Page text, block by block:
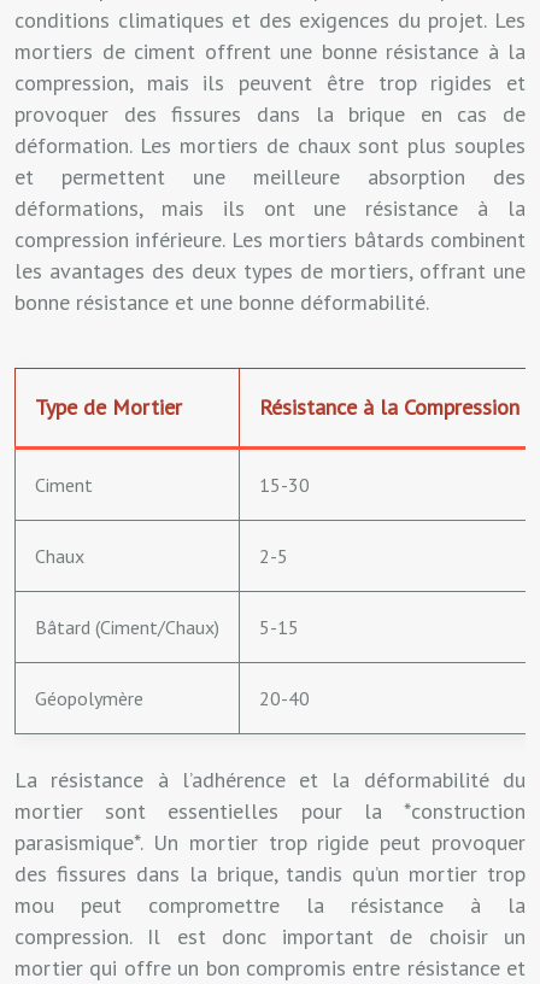
conditions climatiques et des exigences du projet. Les
mortiers de ciment offrent une bonne résistance à la
compression, mais ils peuvent être trop rigides et
provoquer des fissures dans la brique en cas de
déformation. Les mortiers de chaux sont plus souples
et permettent une meilleure absorption des
déformations, mais ils ont une résistance à la
compression inférieure. Les mortiers bâtards combinent
les avantages des deux types de mortiers, offrant une
bonne résistance et une bonne déformabilité.
Type de Mortier Résistance à la Compression
Ciment 15-30
Chaux 2-5
Bâtard (Ciment/Chaux) 5-15
Géopolymère 20-40
La résistance à l’adhérence et la déformabilité du
mortier sont essentielles pour la *construction
parasismique*. Un mortier trop rigide peut provoquer
des fissures dans la brique, tandis qu’un mortier trop
mou peut compromettre la résistance à la
compression. Il est donc important de choisir un
mortier qui offre un bon compromis entre résistance et